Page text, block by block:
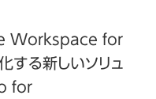
Workspace for
る新しいソリュ
for